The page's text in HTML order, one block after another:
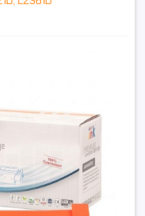
L2707dw, L2685dw, L2365dw,
nhiều ưu đãi bạn